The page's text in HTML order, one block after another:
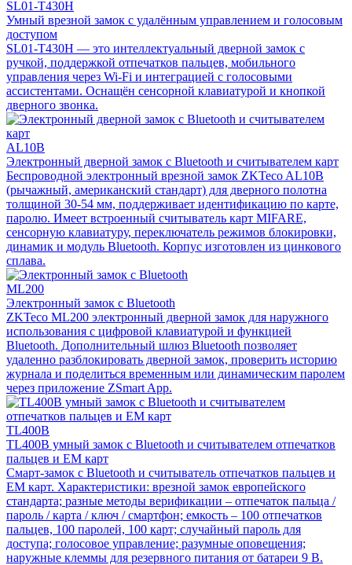
SL01-T430H
Умный врезной замок с удалённым управлением и голосовым
доступом
SL01-T430H — это интеллектуальный дверной замок с
ручкой, поддержкой отпечатков пальцев, мобильного
управления через Wi-Fi и интеграцией с голосовыми
ассистентами. Оснащён сенсорной клавиатурой и кнопкой
дверного звонка.
AL10B
Электронный дверной замок с Bluetooth и считывателем карт
Беспроводной электронный врезной замок ZKTeco AL10B
(рычажный, американский стандарт) для дверного полотна
толщиной 30-54 мм, поддерживает идентификацию по карте,
паролю. Имеет встроенный считыватель карт MIFARE,
сенсорную клавиатуру, переключатель режимов блокировки,
динамик и модуль Bluetooth. Корпус изготовлен из цинкового
сплава.
ML200
Электронный замок с Bluetooth
ZKTeco ML200 электронный дверной замок для наружного
использования с цифровой клавиатурой и функцией
Bluetooth. Дополнительный шлюз Bluetooth позволяет
удаленно разблокировать дверной замок, проверить историю
журнала и поделиться временным или динамическим паролем
через приложение ZSmart App.
TL400B
TL400B умный замок с Bluetooth и считывателем отпечатков
пальцев и EM карт
Смарт-замок с Bluetooth и считыватель отпечатков пальцев и
EM карт. Характеристики: врезной замок европейского
стандарта; разные методы верификации – отпечаток пальца /
пароль / карта / ключ / смартфон; емкость – 100 отпечатков
пальцев, 100 паролей, 100 карт; случайный пароль для
доступа; голосовое управление; разумные оповещения;
наружные клеммы для резервного питания от батареи 9 В.